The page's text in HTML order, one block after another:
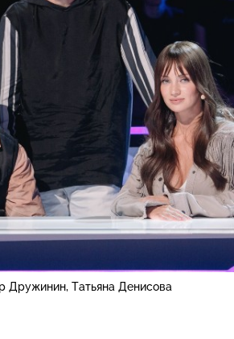
Дружинин, Татьяна Денисова